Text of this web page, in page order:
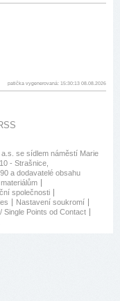
patička vygenerovaná: 15:30:13 08.08.2026
se sídlem náměstí Marie
- Strašnice,
a dodavatelé obsahu
společnosti
Nastavení soukromí
Points od Contact